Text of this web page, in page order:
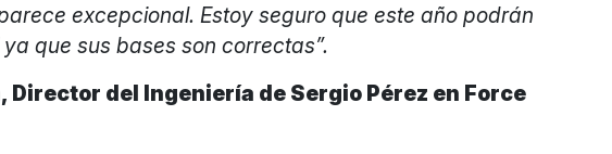
excepcional. Estoy seguro que este año podrán
que sus bases son correctas”.
Director del Ingeniería de Sergio Pérez en Force